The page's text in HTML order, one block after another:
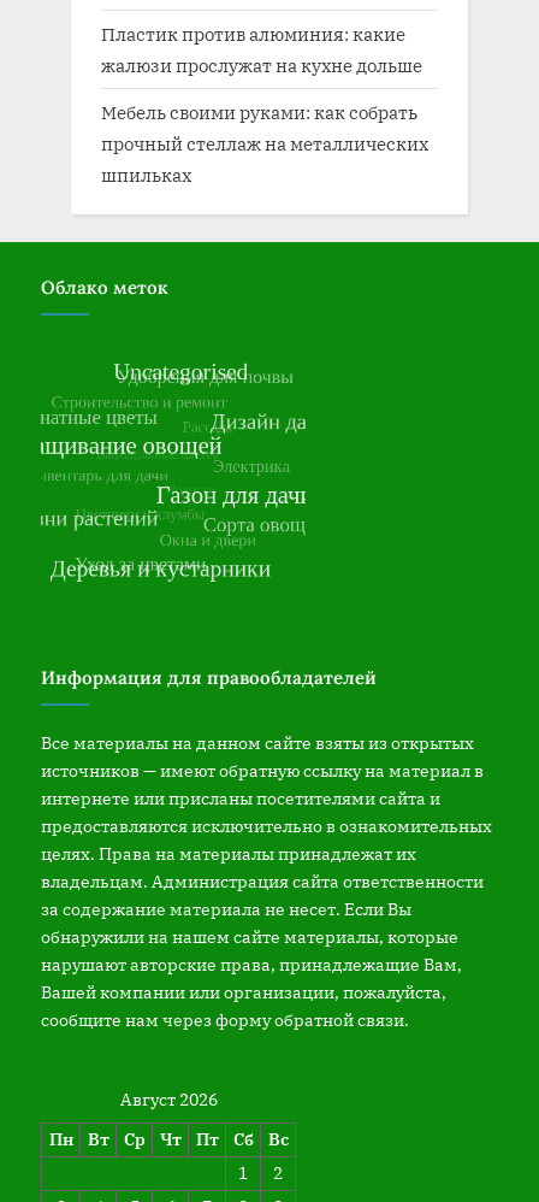
Пластик против алюминия: какие
жалюзи прослужат на кухне дольше
Мебель своими руками: как собрать
прочный стеллаж на металлических
шпильках
Облако меток
Информация для правообладателей
Все материалы на данном сайте взяты из открытых
источников — имеют обратную ссылку на материал в
интернете или присланы посетителями сайта и
предоставляются исключительно в ознакомительных
целях. Права на материалы принадлежат их
владельцам. Администрация сайта ответственности
за содержание материала не несет. Если Вы
обнаружили на нашем сайте материалы, которые
нарушают авторские права, принадлежащие Вам,
Вашей компании или организации, пожалуйста,
сообщите нам через форму обратной связи.
Август 2026
Пн
Вт Ср Чт Пт Сб
Вс
1
2